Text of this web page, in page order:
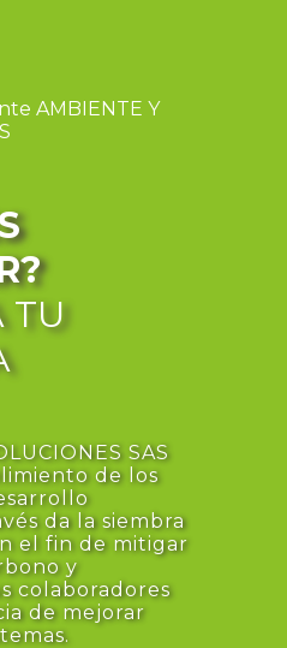
TU
SAS
de los
da la siembra
el fin de mitigar
y
colaboradores
de mejorar